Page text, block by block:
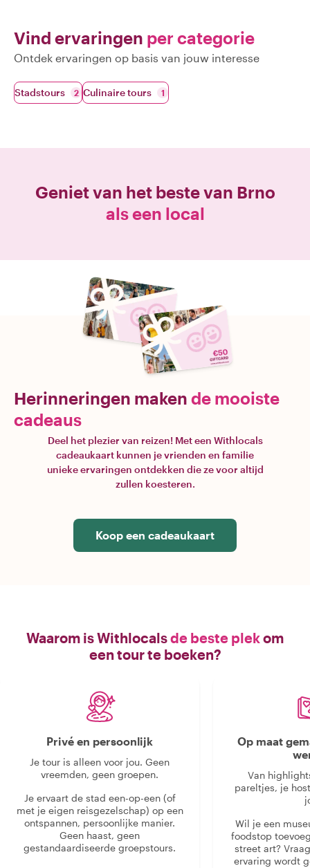
Vind ervaringen per categorie
Ontdek ervaringen op basis van jouw interesse
Stadstours 2 Culinaire tours 1
Geniet van het beste van Brno
als een local
Herinneringen maken de mooiste
cadeaus
Deel het plezier van reizen! Met een Withlocals
cadeaukaart kunnen je vrienden en familie
unieke ervaringen ontdekken die ze voor altijd
zullen koesteren.
Koop een cadeaukaart
Waarom is Withlocalsde beste plekom
een tour te boeken?
Privé en persoonlijk
Je tour is alleen voor jou. Geen
vreemden, geen groepen.
Je ervaart de stad een-op-een (of
met je eigen reisgezelschap) op een
ontspannen, persoonlijke manier.
Geen haast, geen
gestandaardiseerde groepstours.
Op maat
Van
pareltjes, je
Wil je een
foodstop
street art?
ervaring wordt